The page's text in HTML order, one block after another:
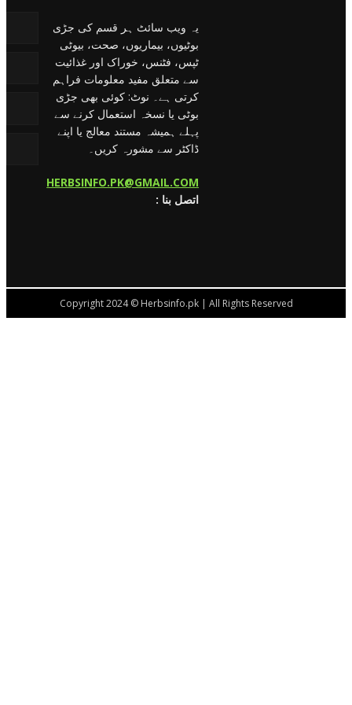
یہ ویب سائٹ ہر قسم کی جڑی
بوٹیوں، بیماریوں، صحت، بیوٹی
ٹپس، فٹنس، خوراک اور غذائیت
سے متعلق مفید معلومات فراہم
کرتی ہے۔ نوٹ: کوئی بھی جڑی
بوٹی یا نسخہ استعمال کرنے سے
پہلے ہمیشہ مستند معالج یا اپنے
ڈاکٹر سے مشورہ کریں۔
HERBSINFO.PK@GMAIL.COM
: اتصل بنا
Copyright 2024 © Herbsinfo.pk | All Rights Reserved